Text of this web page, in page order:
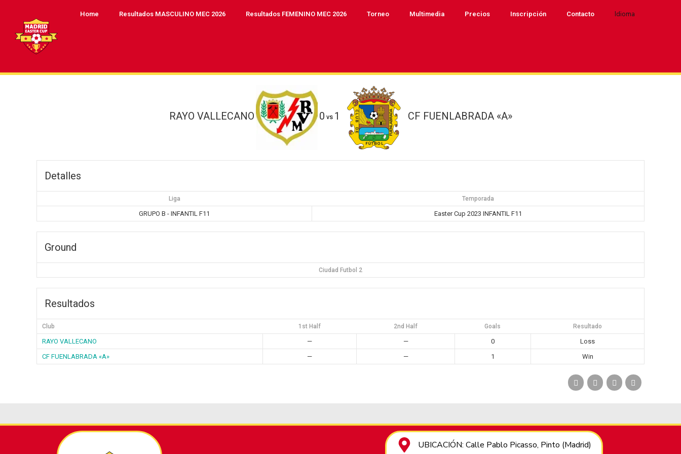
Home Resultados MASCULINO MEC 2026 Resultados FEMENINO MEC 2026 Torneo Multimedia Precios Inscripción Contacto Idioma
RAYO VALLECANO 0 vs 1 CF FUENLABRADA «A»
Detalles
Liga Temporada
GRUPO B - INFANTIL F11 Easter Cup 2023 INFANTIL F11
Ground
Ciudad Futbol 2
Resultados
Club 1st Half 2nd Half Goals Resultado
RAYO VALLECANO — — 0
Loss
CF FUENLABRADA «A»
— — 1 Win
UBICACIÓN: Calle Pablo Picasso, Pinto (Madrid)